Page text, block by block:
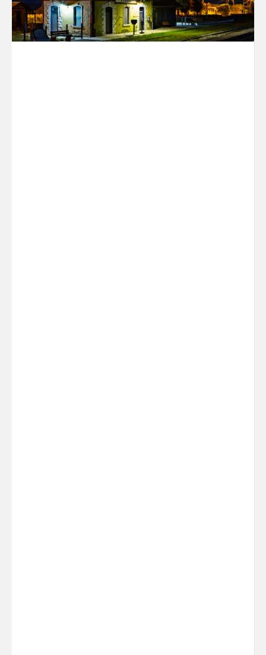
Δήμου μας με την δέσμευση πως θα συνεχίζουμε
όλοι μαζί τον αγώνα μας, πάντα με όπλο την
αλληλεγγύη και την προσφορά κολλώντας και